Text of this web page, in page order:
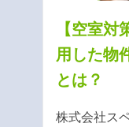
【空室
用した物
とは？
株式会社ス